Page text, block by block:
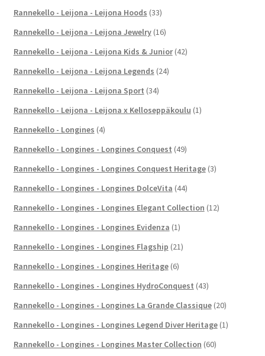
Rannekello - Leijona - Leijona Hoods (33)
Rannekello - Leijona - Leijona Jewelry (16)
Rannekello - Leijona - Leijona Kids & Junior (42)
Rannekello - Leijona - Leijona Legends (24)
Rannekello - Leijona - Leijona Sport (34)
Rannekello - Leijona - Leijona x Kelloseppäkoulu (1)
Rannekello - Longines (4)
Rannekello - Longines - Longines Conquest (49)
Rannekello - Longines - Longines Conquest Heritage (3)
Rannekello - Longines - Longines DolceVita (44)
Rannekello - Longines - Longines Elegant Collection (12)
Rannekello - Longines - Longines Evidenza (1)
Rannekello - Longines - Longines Flagship (21)
Rannekello - Longines - Longines Heritage (6)
Rannekello - Longines - Longines HydroConquest (43)
Rannekello - Longines - Longines La Grande Classique (20)
Rannekello - Longines - Longines Legend Diver Heritage (1)
Rannekello - Longines - Longines Master Collection (60)